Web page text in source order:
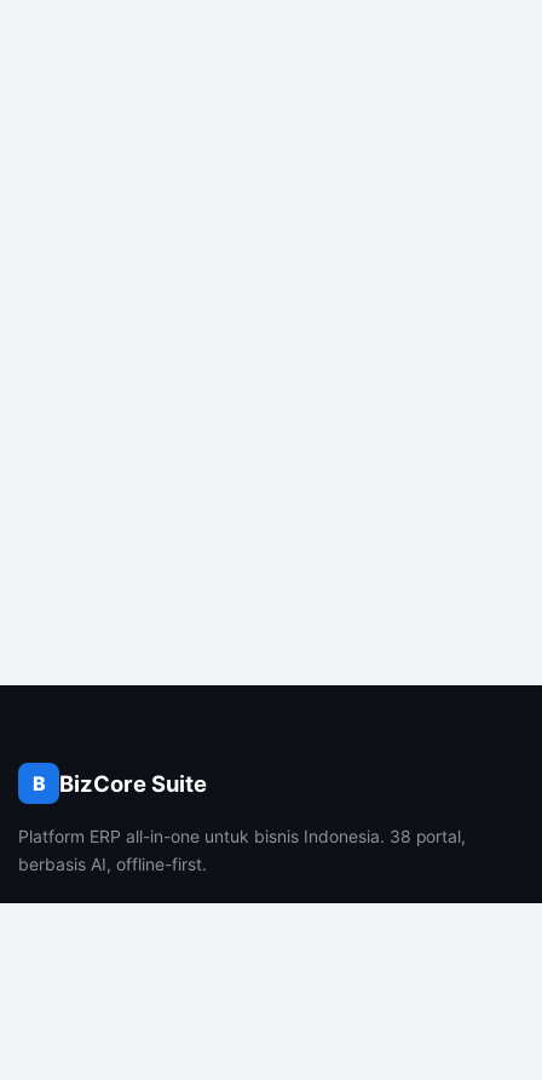
B BizCore Suite
Platform ERP all-in-one untuk bisnis Indonesia. 38 portal,
berbasis AI, offline-first.